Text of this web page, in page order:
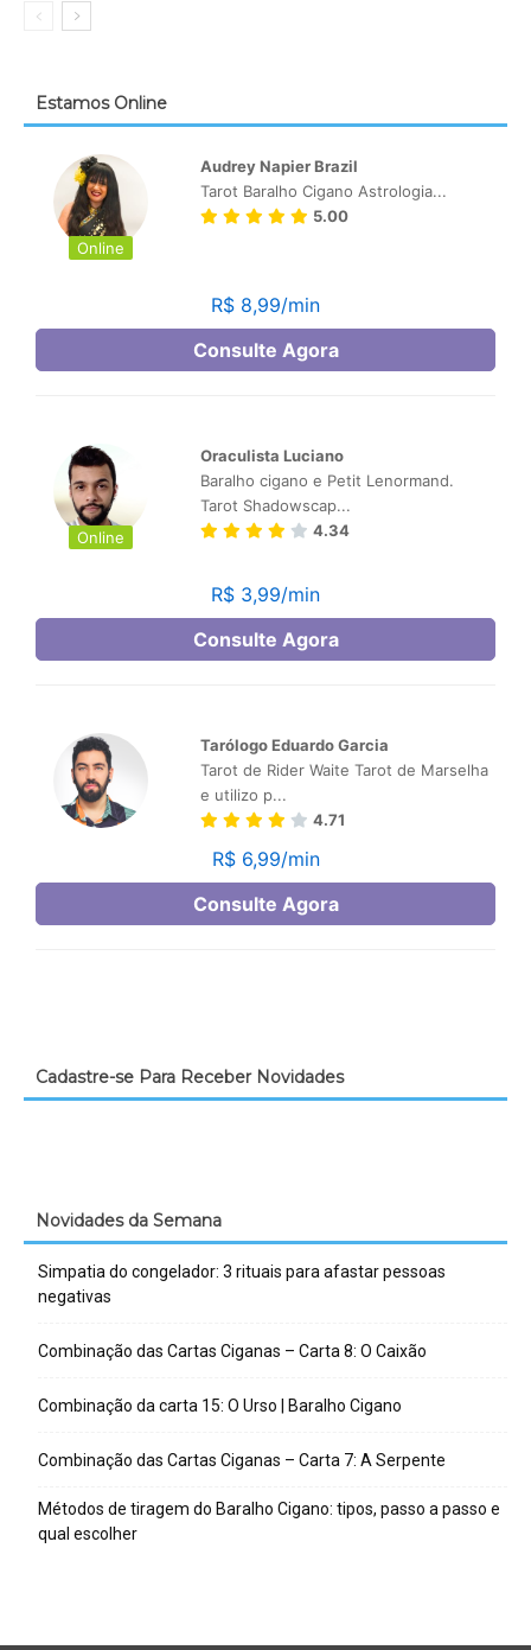
Estamos Online
Cadastre-se Para Receber Novidades
Novidades da Semana
Simpatia do congelador: 3 rituais para afastar pessoas
negativas
Combinação das Cartas Ciganas – Carta 8: O Caixão
Combinação da carta 15: O Urso | Baralho Cigano
Combinação das Cartas Ciganas – Carta 7: A Serpente
Métodos de tiragem do Baralho Cigano: tipos, passo a passo e
qual escolher